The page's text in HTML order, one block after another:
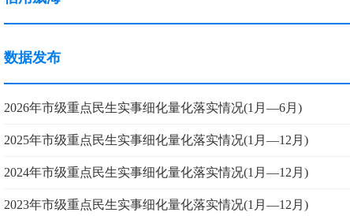
数据发布
2026年市级重点民生实事细化量化落实情况(1月—6月)
2025年市级重点民生实事细化量化落实情况(1月—12月)
2024年市级重点民生实事细化量化落实情况(1月—12月)
2023年市级重点民生实事细化量化落实情况(1月—12月)